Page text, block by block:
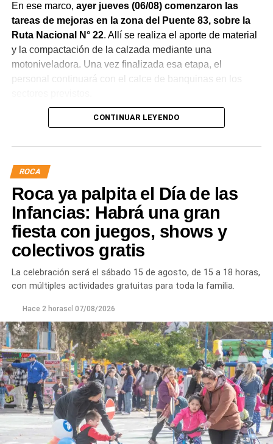
En ese marco, ayer jueves (06/08) comenzaron las
tareas de mejoras en la zona del Puente 83, sobre la
Ruta Nacional N° 22. Allí se realiza el aporte de material
y la compactación de la calzada mediante una
motoniveladora. Una vez finalizada esa etapa, el
personal continuará con el calce de banquinas en los
Desde Vialidad Nacional informaron que,durante las
próximas semanas, el operativo de bacheo será
camiones bacheadores, lo que permitirá incrementar
mantenimiento en distintos puntos del Alto Valle.
Por otra parte, el organismo avanza con el relevamiento
técnico que definirá los tramos de la Ruta Nacional N°
151 donde se aplicarán 5.000 toneladas de mezcla
asfáltica en caliente, una obra destinada a recuperar los
sectores más deteriorados y mejorar las condiciones de
transitabilidad.
CONTINUAR LEYENDO
ROCA
Roca ya palpita el Día de las
Infancias: Habrá una gran
fiesta con juegos, shows y
colectivos gratis
La celebración será el sábado 15 de agosto, de 15 a 18 horas,
con múltiples actividades gratuitas para toda la familia.
Hace 2 horasel 07/08/2026